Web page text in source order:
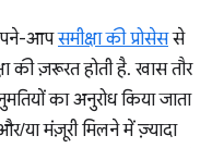
आपसमीक्षा की प्रोसेससे
की ज़रूरत होती है. खास तौर
का अनुरोध किया जाता
या मंज़ूरी मिलने में ज़्यादा